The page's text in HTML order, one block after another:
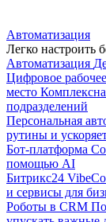
Автоматизация
Легко настроить
Автоматизация
Цифровое рабочее
место
подразделений
Персональная
рутины и
Бот-платформа
помощью AI
Битрикс24
и сервисы для
Роботы в CRM